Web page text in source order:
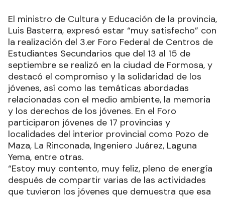
El ministro de Cultura y Educación de la provincia,
Luis Basterra, expresó estar “muy satisfecho” con
la realización del 3.er Foro Federal de Centros de
Estudiantes Secundarios que del 13 al 15 de
septiembre se realizó en la ciudad de Formosa, y
destacó el compromiso y la solidaridad de los
jóvenes, así como las temáticas abordadas
relacionadas con el medio ambiente, la memoria
y los derechos de los jóvenes. En el Foro
participaron jóvenes de 17 provincias y
localidades del interior provincial como Pozo de
Maza, La Rinconada, Ingeniero Juárez, Laguna
Yema, entre otras.
“Estoy muy contento, muy feliz, pleno de energía
después de compartir varias de las actividades
que tuvieron los jóvenes que demuestra que esa